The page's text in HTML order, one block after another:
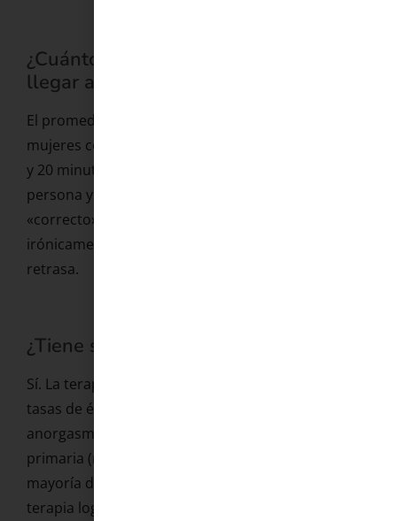
¿Cuánto tiempo tarda una mujer en
llegar al orgasmo?
El promedio de tiempo hasta el orgasmo en
mujeres con estimulación adecuada es de entre 10
y 20 minutos, aunque varía enormemente según la
persona y el contexto. No hay un tiempo
«correcto». La presión por tardar demasiado es,
irónicamente, uno de los factores que más lo
retrasa.
¿Tiene solución la anorgasmia?
Sí. La terapia sexual cognitivo-conductual tiene
tasas de éxito altas en el tratamiento de la
anorgasmia, especialmente en la anorgasmia
primaria (nunca haber tenido un orgasmo). La
mayoría de mujeres que trabajan este tema en
terapia logran mejoras significativas.